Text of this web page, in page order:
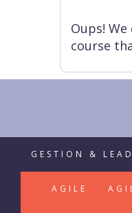
Oups!
course
GESTION &
AGILE